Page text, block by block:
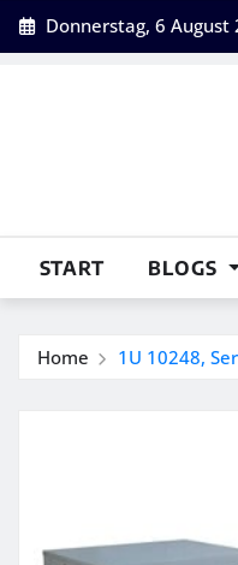
Skip
to
Donnerstag, 6 August
START BLOGS
Home 1U 10248,